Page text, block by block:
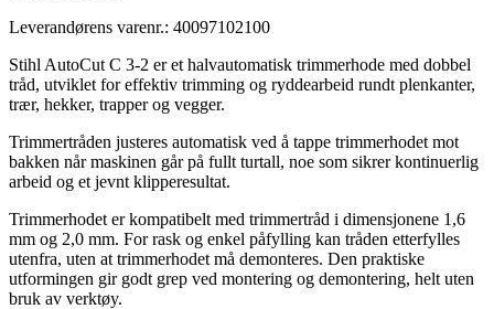
Leverandørens varenr.: 40097102100
Stihl AutoCut C 3-2 er et halvautomatisk trimmerhode med dobbel
tråd, utviklet for effektiv trimming og ryddearbeid rundt plenkanter,
trær, hekker, trapper og vegger.
Trimmertråden justeres automatisk ved å tappe trimmerhodet mot
bakken når maskinen går på fullt turtall, noe som sikrer kontinuerlig
arbeid og et jevnt klipperesultat.
Trimmerhodet er kompatibelt med trimmertråd i dimensjonene 1,6
mm og 2,0 mm. For rask og enkel påfylling kan tråden etterfylles
utenfra, uten at trimmerhodet må demonteres. Den praktiske
utformingen gir godt grep ved montering og demontering, helt uten
bruk av verktøy.